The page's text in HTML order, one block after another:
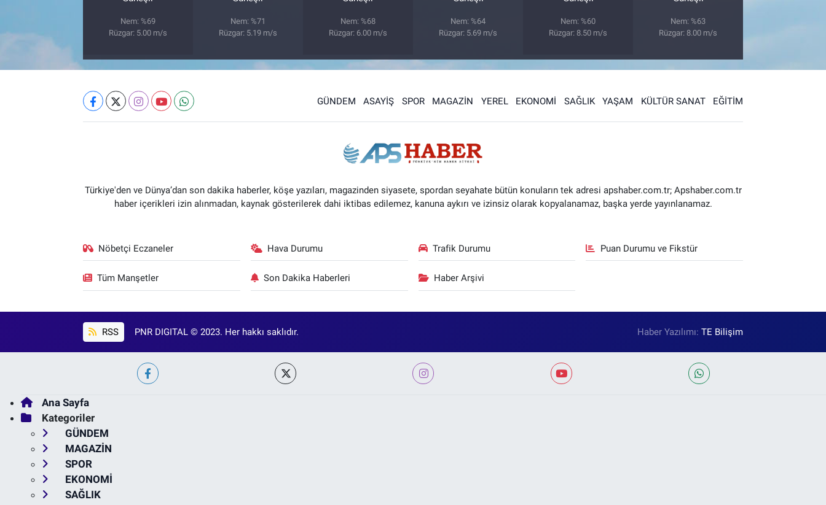
Nem: %69
Rüzgar: 5.00 m/s
Nem: %71
Rüzgar: 5.19 m/s
Nem: %68
Rüzgar: 6.00 m/s
Nem: %64
Rüzgar: 5.69 m/s
Nem: %60
Rüzgar: 8.50 m/s
Nem: %63
Rüzgar: 8.00 m/s
GÜNDEM ASAYİŞ SPOR MAGAZİN YEREL EKONOMİ SAĞLIK YAŞAM KÜLTÜR SANAT EĞİTİM
Türkiye'den ve Dünya’dan son dakika haberler, köşe yazıları, magazinden siyasete, spordan seyahate bütün konuların tek adresi apshaber.com.tr; Apshaber.com.tr
haber içerikleri izin alınmadan, kaynak gösterilerek dahi iktibas edilemez, kanuna aykırı ve izinsiz olarak kopyalanamaz, başka yerde yayınlanamaz.
Nöbetçi Eczaneler Hava Durumu Trafik Durumu Puan Durumu ve Fikstür
Tüm Manşetler Son Dakika Haberleri Haber Arşivi
RSS PNR DIGITAL © 2023. Her hakkı saklıdır. Haber Yazılımı:TE Bilişim
Ana Sayfa
Kategoriler
GÜNDEM
MAGAZİN
SPOR
EKONOMİ
SAĞLIK